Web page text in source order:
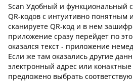
Scan Удобный и функциональный
QR-кодов с интуитивно понятным
сканируете QR-код и в нем
приложение сразу перейдет по
оказался текст - приложение
Если же там оказались другие
электронный адрес или
предложено выбрать